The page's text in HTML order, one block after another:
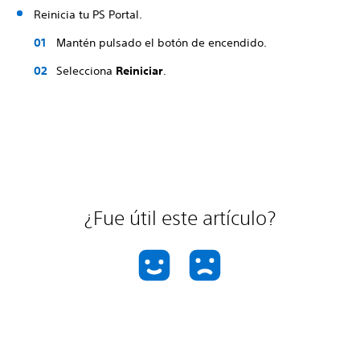
Reinicia tu PS Portal.
Mantén pulsado el botón de encendido.
Selecciona Reiniciar.
¿Fue útil este artículo?